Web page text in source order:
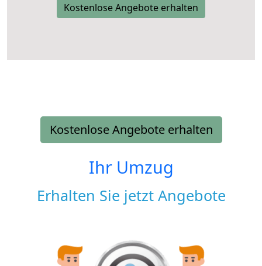
Kostenlose Angebote erhalten
Kostenlose Angebote erhalten
Ihr Umzug
Erhalten Sie jetzt Angebote